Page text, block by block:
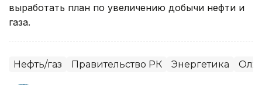
выработать план по увеличению добычи нефти и
газа.
Нефть/газ Правительство РК Энергетика